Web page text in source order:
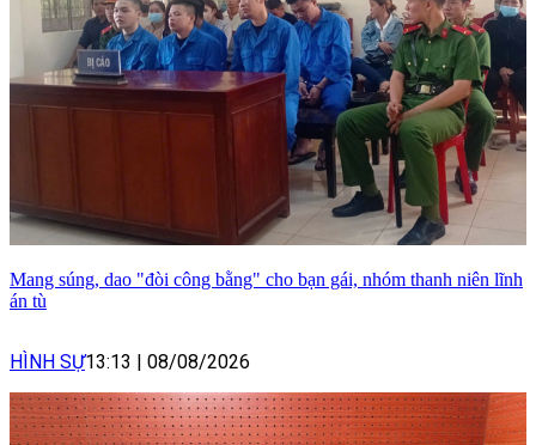
Mang súng, dao "đòi công bằng" cho bạn gái, nhóm thanh niên lĩnh
án tù
HÌNH SỰ13:13 08/08/2026